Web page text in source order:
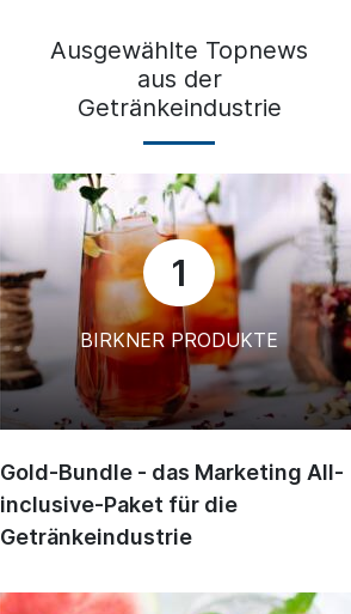
Ausgewählte Topnews
aus der
Getränkeindustrie
1
BIRKNER PRODUKTE
Gold-Bundle - das Marketing All-
inclusive-Paket für die
Getränkeindustrie